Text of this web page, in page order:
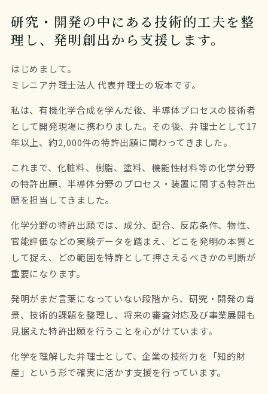
研究・開発の中にある技術的工夫を整
理し、発明創出から支援します。
はじめまして。
ミレニア弁理士法人 代表弁理士の坂本です。
私は、有機化学合成を学んだ後、半導体プロセスの技術者
として開発現場に携わりました。その後、弁理士として17
年以上、約2,000件の特許出願に関わってきました。
これまで、化粧料、樹脂、塗料、機能性材料等の化学分野
の特許出願、半導体分野のプロセス・装置に関する特許出
願を担当してきました。
化学分野の特許出願では、成分、配合、反応条件、物性、
官能評価などの実験データを踏まえ、どこを発明の本質と
して捉え、どの範囲を特許として押さえるべきかの判断が
重要になります。
発明がまだ言葉になっていない段階から、研究・開発の背
景、技術的課題を整理し、将来の審査対応及び事業展開も
見据えた特許出願を行うことを心がけています。
化学を理解した弁理士として、企業の技術力を「知的財
産」という形で確実に活かす支援を行っています。